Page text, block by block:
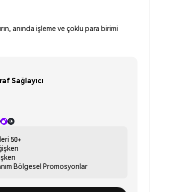
anında işleme ve çoklu para birimi
Sağlayıcı
50+
Bölgesel Promosyonlar